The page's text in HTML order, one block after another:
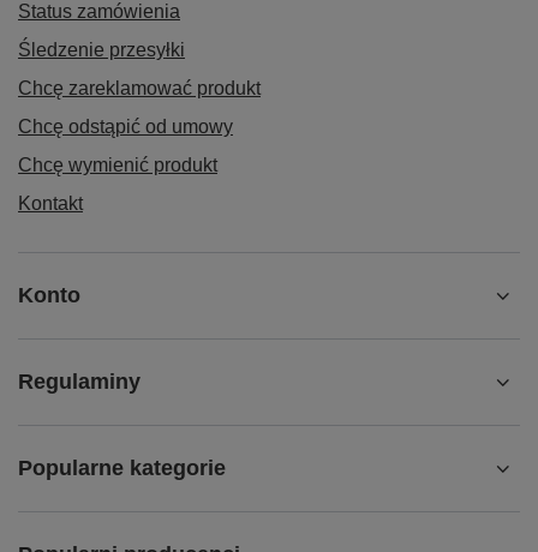
Status zamówienia
Śledzenie przesyłki
Chcę zareklamować produkt
Chcę odstąpić od umowy
Chcę wymienić produkt
Kontakt
Konto
Regulaminy
Popularne kategorie